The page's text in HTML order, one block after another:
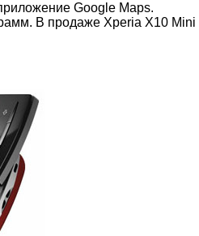
Google Maps.
В продаже Xperia X10 Mini